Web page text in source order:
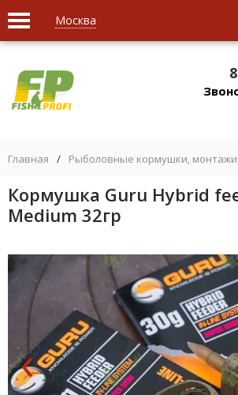
Москва
Главная / Рыболовные кормушки, монтажи
Кормушка Guru Hybrid
Medium 32гр
‹